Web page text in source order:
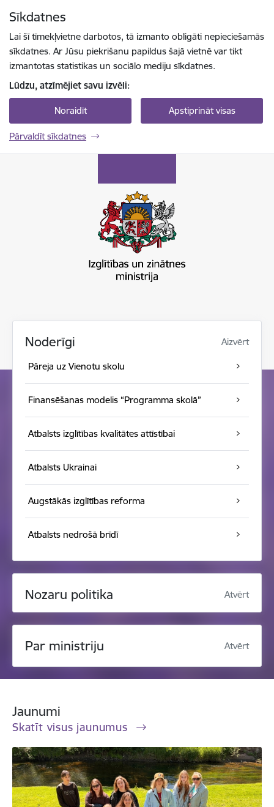
Sīkdatnes
Lai šī tīmekļvietne darbotos, tā izmanto obligāti nepieciešamās
sīkdatnes. Ar Jūsu piekrišanu papildus šajā vietnē var tikt
izmantotas statistikas un sociālo mediju sīkdatnes.
Lūdzu, atzīmējiet savu izvēli:
Noraidīt Apstiprināt visas
Pārvaldīt sīkdatnes
Noderīgi Aizvērt
Pāreja uz Vienotu skolu
Finansēšanas modelis “Programma skolā”
Atbalsts izglītības kvalitātes attīstībai
Atbalsts Ukrainai
Augstākās izglītības reforma
Atbalsts nedrošā brīdī
Nozaru politika Atvērt
Par ministriju Atvērt
Jaunumi
Skatīt visus jaunumus